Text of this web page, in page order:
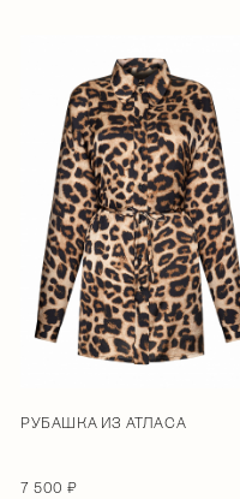
РУБАШКА ИЗ АТЛАСА
7 500 ₽